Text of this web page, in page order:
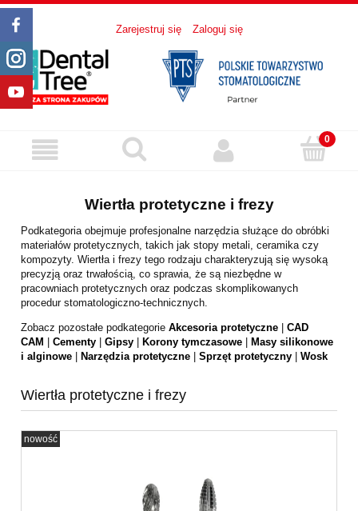
Zarejestruj się Zaloguj się
Wiertła protetyczne i frezy
Podkategoria obejmuje profesjonalne narzędzia służące do obróbki
materiałów protetycznych, takich jak stopy metali, ceramika czy
kompozyty. Wiertła i frezy tego rodzaju charakteryzują się wysoką
precyzją oraz trwałością, co sprawia, że są niezbędne w
pracowniach protetycznych oraz podczas skomplikowanych
procedur stomatologiczno-technicznych.
Zobacz pozostałe podkategorie Akcesoria protetyczne
CAD
CAM
Cementy Gipsy Korony tymczasowe
Masy silikonowe
i alginowe
Narzędzia protetyczne Sprzęt protetyczny Wosk
Wiertła protetyczne i frezy
nowość